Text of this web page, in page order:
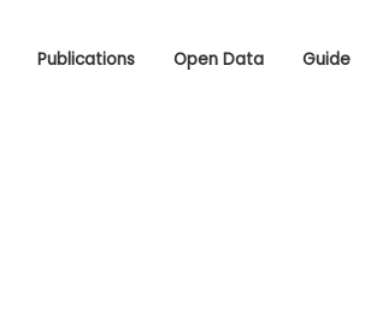
Publications Open Data Guide